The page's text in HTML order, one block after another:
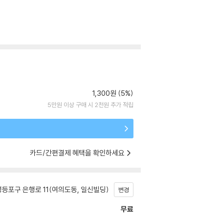
1,300원 (5%)
5만원 이상 구매 시 2천원 추가 적립
카드/간편결제 혜택을 확인하세요
포구 은행로 11(여의도동, 일신빌딩) 변경
무료